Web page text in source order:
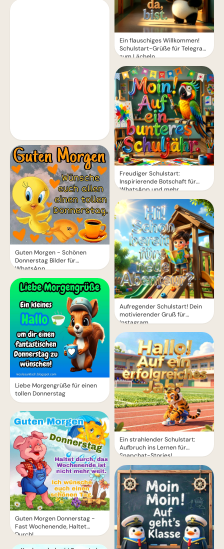
Guten Morgen - Schönen
Donnerstag Bilder für
WhatsApp
Liebe Morgengrüße für einen
tollen Donnerstag
Guten Morgen Donnerstag -
Fast Wochenende, Haltet
Durch!
Ein flauschiges Willkommen!
Schulstart-Grüße für Telegram
zum Lächeln
Freudiger Schulstart:
Inspirierende Botschaft für
WhatsApp und mehr
Aufregender Schulstart! Dein
motivierender Gruß für
Instagram
Ein strahlender Schulstart:
Aufbruch ins Lernen für
Snapchat-Stories!